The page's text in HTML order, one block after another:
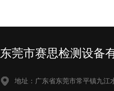
东莞市赛思检测设备
地址：广东省东莞市常平镇九江